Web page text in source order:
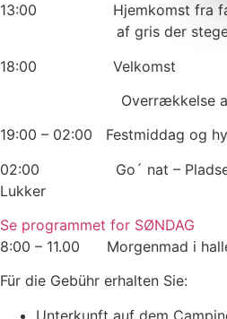
13:00 Hjemkomst fra
af gris der
18:00 Velkomst
Overrækkelse af
19:00 – 02:00 Festmiddag og
02:00 Go´ nat –
Lukker
Se programmet for SØNDAG
8:00 – 11.00 Morgenmad i
Für die Gebühr erhalten Sie:
Unterkunft auf dem